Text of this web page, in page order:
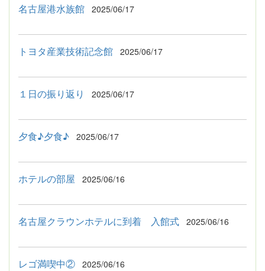
名古屋港水族館 2025/06/17
トヨタ産業技術記念館 2025/06/17
１日の振り返り 2025/06/17
夕食♪夕食♪ 2025/06/17
ホテルの部屋 2025/06/16
名古屋クラウンホテルに到着 入館式 2025/06/16
レゴ満喫中② 2025/06/16